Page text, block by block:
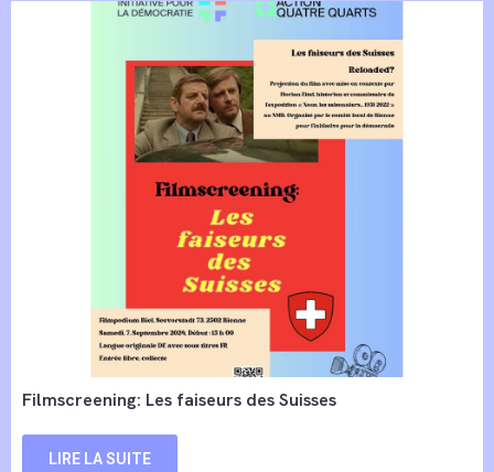
Filmscreening: Les faiseurs des Suisses
LIRE LA SUITE